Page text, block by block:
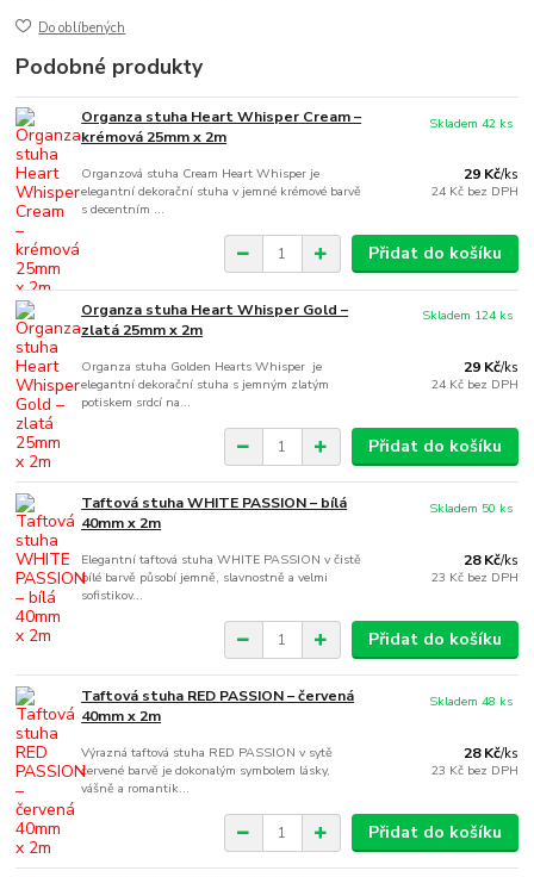
Do oblíbených
Podobné produkty
Organza stuha Heart Whisper Cream –
krémová 25mm x 2m
Organzová stuha Cream Heart Whisper je
elegantní dekorační stuha v jemné krémové barvě
s decentním ...
29 Kč/ks
24 Kč bez DPH
Skladem 42 ks
Přidat do košíku
Organza stuha Heart Whisper Gold –
zlatá 25mm x 2m
Organza stuha Golden Hearts Whisper je
elegantní dekorační stuha s jemným zlatým
potiskem srdcí na...
29 Kč/ks
24 Kč bez DPH
Skladem 124 ks
Přidat do košíku
Taftová stuha WHITE PASSION – bílá
40mm x 2m
Elegantní taftová stuha WHITE PASSION v čistě
bílé barvě působí jemně, slavnostně a velmi
sofistikov...
28 Kč/ks
23 Kč bez DPH
Skladem 50 ks
Přidat do košíku
Taftová stuha RED PASSION – červená
40mm x 2m
Výrazná taftová stuha RED PASSION v sytě
červené barvě je dokonalým symbolem lásky,
vášně a romantik...
28 Kč/ks
23 Kč bez DPH
Skladem 48 ks
Přidat do košíku